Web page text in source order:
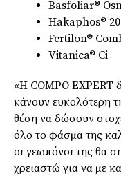
Basfoliar®
Hakaphos®
Fertilon®
Vitanica® Ci
«H COMPO EXPERT
κάνουν ευκολότερη
θέση να δώσουν
όλο το φάσµα της
οι γεωπόνοι της θα
χρειαστώ για να µε